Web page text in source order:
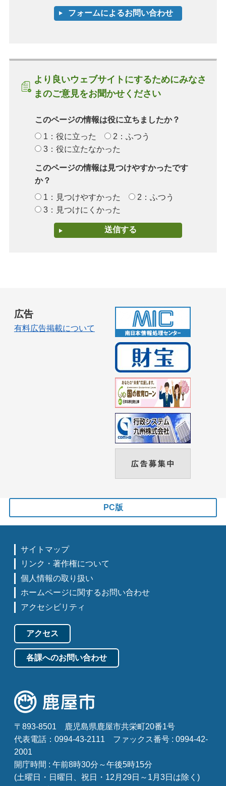
より良いウェブサイトにするためにみなさ
まのご意見をお聞かせください
このページの情報は役に立ちましたか？
1：役に立った
2：ふつう
3：役に立たなかった
このページの情報は見つけやすかったです
か？
1：見つけやすかった
2：ふつう
3：見つけにくかった
広告
有料広告掲載について
PC版
サイトマップ
リンク・著作権について
個人情報の取り扱い
ホームページに関するお問い合わせ
アクセシビリティ
アクセス
各課へのお問い合わせ
〒893-8501
鹿児島県鹿屋市共栄町20番1号
代表電話：0994-43-2111
ファックス番号 : 0994-42-
2001
開庁時間 : 午前8時30分～午後5時15分
(土曜日・日曜日、祝日・12月29日～1月3日は除く)